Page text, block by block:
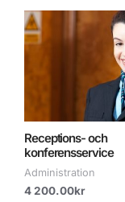
Receptions- och
konferensservice
Administration
4 200.00kr